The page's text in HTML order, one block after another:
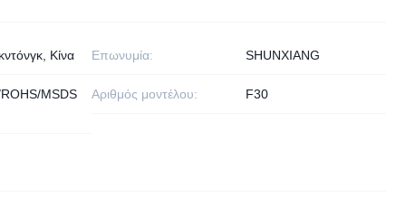
Κίνα Επωνυμία: SHUNXIANG
MSDS Αριθμός μοντέλου: F30